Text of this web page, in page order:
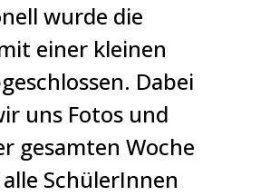
wurde die
einer kleinen
Dabei
uns Fotos und
gesamten Woche
SchülerInnen